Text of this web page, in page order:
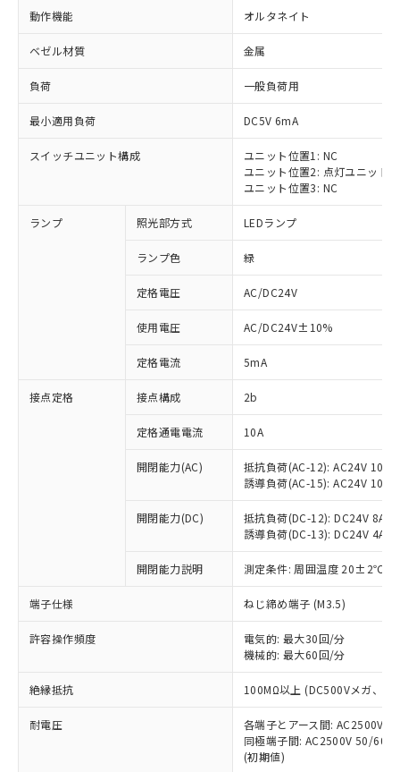
動作機能 オルタネイト
ベゼル材質 金属
負荷 一般負荷用
最小適用負荷 DC5V 6mA
スイッチユニット構成
ユニット位置1: NC
ユニット位置2: 点灯ユニット
ユニット位置3: NC
ランプ 照光部方式 LEDランプ
ランプ色 緑
定格電圧 AC/DC24V
使用電圧 AC/DC24V±10%
定格電流 5mA
接点定格 接点構成 2b
定格通電電流 10A
開閉能力(AC)
抵抗負荷(AC-12): AC24V 10A/
誘導負荷(AC-15): AC24V
開閉能力(DC)
抵抗負荷(DC-12): DC24V 8A/
誘導負荷(DC-13): DC24V 4A/
開閉能力説明 測定条件: 周囲温度 20±2℃、
端子仕様 ねじ締め端子 (M3.5)
許容操作頻度
電気的: 最大30回/分
機械的: 最大60回/分
絶縁抵抗 100MΩ以上 (DC500Vメガ、点
耐電圧
各端子とアース間: AC2500V
同極端子間: AC2500V 50/
(初期値)
ご利用条件
以下の条件をお読みいただき、同意のうえ
ご利用ください。
本サービスは、当社制御機器事業取扱
商品の当社在庫状況および標準価格
(税抜)を提供させていただくもので
当社制御機器事業取扱商品の中には、
本サービスの対象外となる商品もある
ことをご了承ください。
在庫状況および標準価格照会結果は、
記載している更新日時点での社内デー
タに基づき作成されるものであり、閲
覧された時点での実際の在庫および標
準価格とは異なる場合があることをご
※1 対応状況
対応済み：EU RoHS指令（10物質）の
非含有に対応した製品が提供可能な商品で
す。
対応予定：EU RoHS指令（10物質）の非含
有に対応した製品に切り替える予定のある
対応予定なし：EU RoHS指令（10物質）の
非含有に非対応の商品で、対応品を出す予
定はありません。
調査・確認中：EU RoHS指令（10物質）の
非含有の対応状況を調査中または確認中の
非該当品：ライセンス料など無形物で、有
害物質有無と関係のない商品です。
仕入先様の事情により、非含有部品として
いたものが、含有品と判明した場合などや
むを得ず変更することがあります。
六価クロム(Cr(Ⅵ)) 1000ppm以下、ポリ臭化ビフェニル
類(PBB) 1000ppm以下、ポリ臭化ジフェニルエーテル類
「○」：最大均質材料含有率が中国RoHSの
基準値以下であることを示します。
「×」：最大均質材料含有率が中国RoHSの
基準値を超えていることを示します。
「－」：未確認です。当社販売部門へお問
*中国RoHS10物質の基準値 (GB/T26572)：
Pb(鉛) :1000ppm、 Hg(水銀) : 1000ppm、 Cd(カドミウ
Cr(Ⅵ)(六価クロム) : 1000ppm、 PBBs(ポリ臭化ビフェ
当社は、これら貴社製品のうち、外国
為替および外国貿易法に定める商品
（以下｢規制貨物等」という）を輸出
または国外への提供する場合は、日本
国政府の輸出許可(または役務取引許
可)を取得するなどの必要な手続きを